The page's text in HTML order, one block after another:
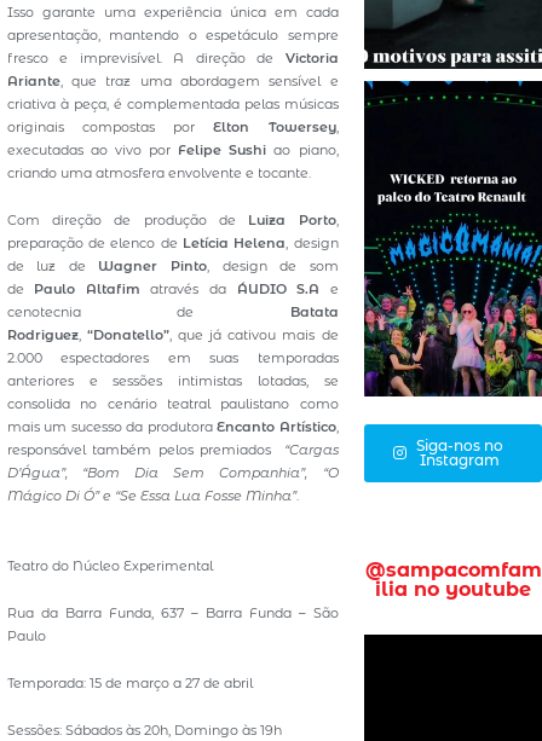
Isso garante uma experiência única em cada
apresentação, mantendo o espetáculo sempre
fresco e imprevisível. A direção de Victoria
Ariante, que traz uma abordagem sensível e
criativa à peça, é complementada pelas músicas
originais compostas porElton Towersey,
executadas ao vivo por Felipe Sushi ao piano,
criando uma atmosfera envolvente e tocante.
Com direção de produção de Luiza Porto,
preparação de elenco de Letícia Helena, design
de luz de Wagner Pinto, design de som
de Paulo Altafim através da ÁUDIO S.A e
cenotecnia de
Batata
Rodriguez, “Donatello”, que já cativou mais de
2.000 espectadores em suas temporadas
anteriores e sessões intimistas lotadas, se
consolida no cenário teatral paulistano como
mais um sucesso da produtoraEncanto Artístico,
responsável também pelos premiados
“Cargas
D’Água”, “Bom Dia Sem Companhia”, “O
Mágico Di Ó” e “Se Essa Lua Fosse Minha”.
Teatro do Núcleo Experimental
Rua da Barra Funda, 637 – Barra Funda – São
Paulo
Temporada: 15 de março a 27 de abril
Sessões: Sábados às 20h, Domingo às 19h
Siga-nos no
Instagram
@sampacomfam
ilia no youtube